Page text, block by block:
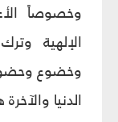
وخصوصاً
الإلهية
وخضوع
الدنيا